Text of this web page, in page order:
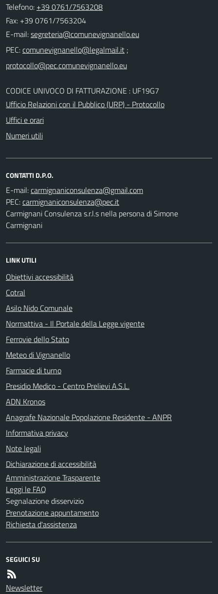
Telefono: +39 0761/7563208
Fax: +39 0761/7563204
E-mail:
PEC:
;
CODICE UNIVOCO DI FATTURAZIONE : UF19G7
Ufficio Relazioni con il Pubblico (URP) - Protocollo
Uffici e orari
Numeri utili
CONTATTI D.P.O.
E-mail:
PEC:
Carmignani Consulenza s.r.l.s nella persona di Simone
Carmignani
LINK UTILI
Obiettivi accessibilità
Cotral
Asilo Nido Comunale
Normattiva - Il Portale della Legge vigente
Ferrovie dello Stato
Meteo di Vignanello
Farmacie di turno
Presidio Medico - Centro Prelievi A.S.L.
ADN Kronos
Anagrafe Nazionale Popolazione Residente - ANPR
Informativa privacy
Note legali
Dichiarazione di accessibilità
Amministrazione Trasparente
Leggi le FAQ
Segnalazione disservizio
Prenotazione appuntamento
Richiesta d'assistenza
SEGUICI SU
Newsletter